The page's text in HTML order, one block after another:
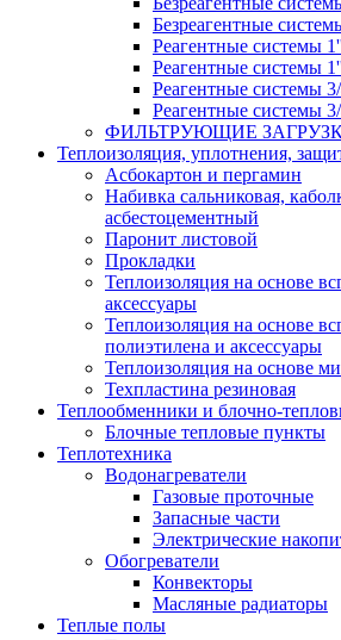
Безреагентные
Реагентные системы
Реагентные системы
Реагентные системы
Реагентные системы
ФИЛЬТРУЮЩИЕ ЗАГРУЗКИ
Теплоизоляция, уплотнения,
Асбокартон и пергамин
Набивка сальниковая,
асбестоцементный
Паронит листовой
Прокладки
Теплоизоляция на основе
аксессуары
Теплоизоляция на основе
полиэтилена и аксессуары
Теплоизоляция на основе
Техпластина резиновая
Теплообменники и блочно-
Блочные тепловые пункты
Теплотехника
Водонагреватели
Газовые проточные
Запасные части
Электрические
Обогреватели
Конвекторы
Масляные радиаторы
Теплые полы